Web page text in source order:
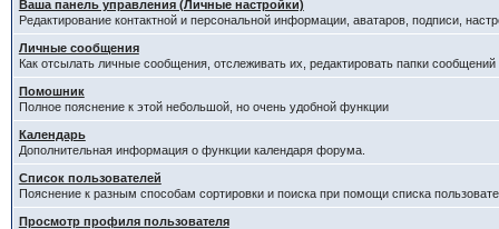
Ваша панель управления (Личные настройки)
Редактирование контактной и персональной информации, аватаров, подписи,
Личные сообщения
Как отсылать личные сообщения, отслеживать их, редактировать папки
Помошник
Полное пояснение к этой небольшой, но очень удобной функции
Календарь
Дополнительная информация о функции календаря форума.
Список пользователей
Пояснение к разным способам сортировки и поиска при помощи списка
Просмотр профиля пользователя